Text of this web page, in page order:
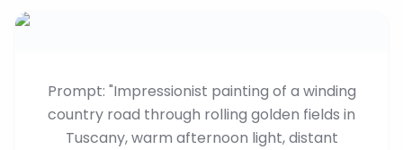
Prompt: "Impressionist painting of a winding
country road through rolling golden fields in
Tuscany, warm afternoon light, distant